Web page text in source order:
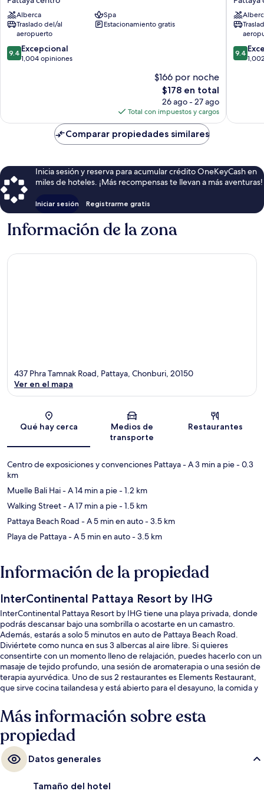
Pattaya
centro
Alberca
Spa
Traslado del/al
aeropuerto
Estacionamiento gratis
9.4
de
9.4 Excepcional
1,004 opiniones
$166 por noche
El
precio
actual
es
de
$178
$178 en total
26 ago - 27 ago
Total con impuestos y cargos
Pattaya
by
IHG
Pattaya
centro
9.4
de
9.4
Comparar propiedades similares
Inicia sesión y reserva para acumular crédito OneKeyCash en
miles de hoteles. ¡Más recompensas te llevan a más aventuras!
Iniciar sesión Registrarme gratis
Información de la zona
Sección del mapa
437 Phra Tamnak Road, Pattaya, Chonburi, 20150
Ver en el mapa
Qué hay cerca
Medios de
transporte
Restaurantes
Centro de exposiciones y convenciones Pattaya- A 3 min a pie- 0.3
km
Muelle Bali Hai- A 14 min a pie- 1.2 km
Walking Street- A 17 min a pie- 1.5 km
Pattaya Beach Road - A 5 min en auto- 3.5 km
Playa de Pattaya- A 5 min en auto- 3.5 km
Información de la propiedad
InterContinental Pattaya Resort by IHG
InterContinental Pattaya Resort by IHG tiene una playa privada, donde
podrás descansar bajo una sombrilla o acostarte en un camastro.
Además, estarás a solo 5 minutos en auto de Pattaya Beach Road.
Diviértete como nunca en sus 3 albercas al aire libre. Si quieres
consentirte con un momento lleno de relajación, puedes hacerlo con un
masaje de tejido profundo, una sesión de aromaterapia o una sesión de
terapia ayurvédica. Uno de sus 2 restaurantes es Elements Restaurant,
que sirve cocina tailandesa y está abierto para el desayuno, la comida y
son su terraza en la azotea, su club infantil gratis y su bar junto a la
alberca. Otros visitantes hablan maravillas de las amenidades y
características como el personal amable.
Más información sobre esta
propiedad
Datos generales
Tamaño del hotel